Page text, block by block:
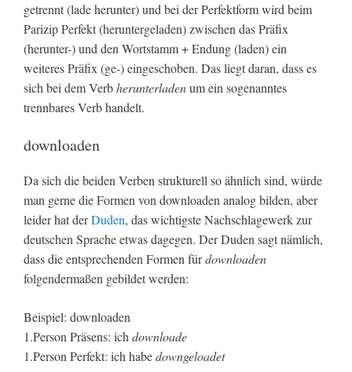
getrennt (lade herunter) und bei der Perfektform wird beim
Parizip Perfekt (heruntergeladen) zwischen das Präfix
(herunter-) und den Wortstamm + Endung (laden) ein
weiteres Präfix (ge-) eingeschoben. Das liegt daran, dass es
sich bei dem Verbherunterladenum ein sogenanntes
trennbares Verb handelt.
downloaden
Da sich die beiden Verben strukturell so ähnlich sind, würde
man gerne die Formen von downloaden analog bilden, aber
leider hat derDuden, das wichtigste Nachschlagewerk zur
deutschen Sprache etwas dagegen. Der Duden sagt nämlich,
dass die entsprechenden Formen fürdownloaden
folgendermaßen gebildet werden:
Beispiel: downloaden
1.Person Präsens: ich downloade
1.Person Perfekt: ich habedowngeloadet